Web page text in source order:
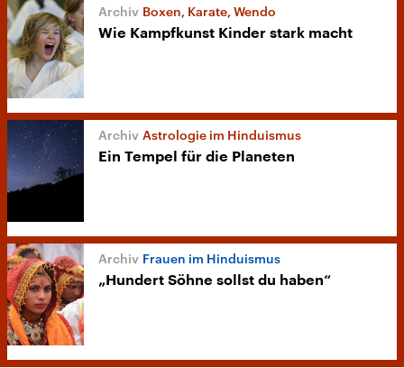
Boxen, Karate, Wendo
Wie Kampfkunst Kinder stark macht
Astrologie im Hinduismus
Ein Tempel für die Planeten
Frauen im Hinduismus
„Hundert Söhne sollst du haben“